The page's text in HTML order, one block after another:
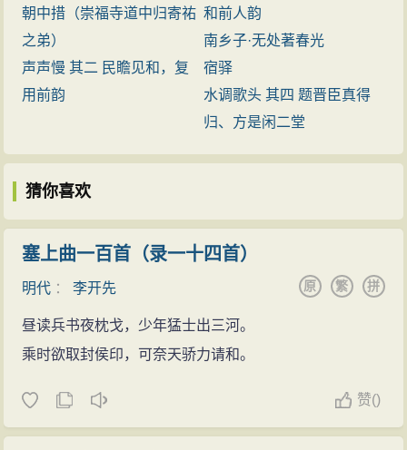
论》与《九议》，条陈战守之策。其
词抒写力图恢复国家统一的爱国热
情，倾诉壮志难酬的悲愤，对当时执
化用前人典故入词，风格沉雄豪迈又
金主张与当政的主和派政见不合，后
被弹劾落职，退隐江西带湖。 ...
朝中措（崇福寺道中归寄祐
之弟）
和前人韵
南乡子·无处著春光
声声慢 其二 民瞻见和，复
用前韵
宿驿
水调歌头 其四 题晋臣真得
归、方是闲二堂
猜你喜欢
塞上曲一百首（录一十四首）
明代 ：李开先 拼
繁
原
昼读兵书夜枕戈，少年猛士出三河。
乘时欲取封侯印，可奈天骄力请和。
赞()